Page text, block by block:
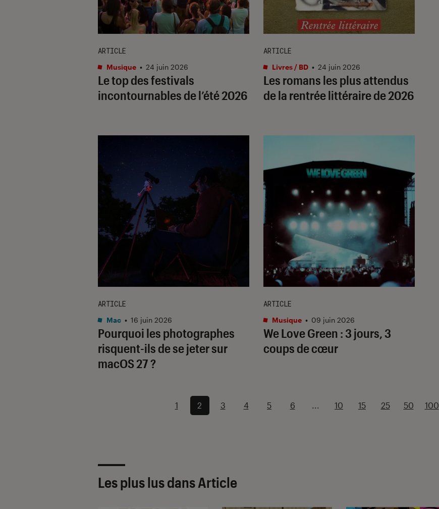
Le top des festivals
incontournables de l’été 2026
ARTICLE
Musique • 24 juin 2026
Les romans les plus attendus
de la rentrée littéraire de 2026
ARTICLE
Livres / BD • 24 juin 2026
Pourquoi les photographes
risquent-ils de se jeter sur
macOS 27 ?
ARTICLE
Mac • 16 juin 2026
We Love Green : 3 jours, 3
coups de cœur
ARTICLE
Musique • 09 juin 2026
1 2 3 4 5 6 ... 10 15 25 50 100
Les plus lus dans Article